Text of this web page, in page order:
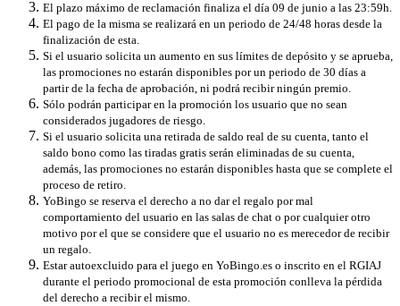
El plazo máximo de reclamación finaliza el día 09 de junio a las 23:59h.
El pago de la misma se realizará en un periodo de 24/48 horas desde la
finalización de esta.
Si el usuario solicita un aumento en sus límites de depósito y se aprueba,
las promociones no estarán disponibles por un periodo de 30 días a
partir de la fecha de aprobación, ni podrá recibir ningún premio.
Sólo podrán participar en la promoción los usuario que no sean
considerados jugadores de riesgo.
Si el usuario solicita una retirada de saldo real de su cuenta, tanto el
saldo bono como las tiradas gratis serán eliminadas de su cuenta,
además, las promociones no estarán disponibles hasta que se complete el
proceso de retiro.
YoBingo se reserva el derecho a no dar el regalo por mal
comportamiento del usuario en las salas de chat o por cualquier otro
motivo por el que se considere que el usuario no es merecedor de recibir
un regalo.
Estar autoexcluido para el juego en YoBingo.es o inscrito en el RGIAJ
durante el periodo promocional de esta promoción conlleva la pérdida
del derecho a recibir el mismo.